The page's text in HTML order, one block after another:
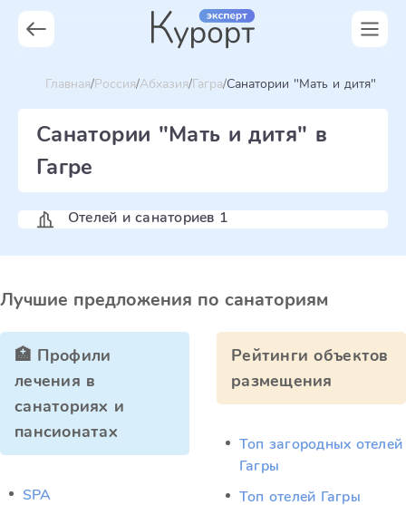
Главная Россия Абхазия Гагра Санатории "Мать и дитя"
Санатории "Мать и дитя" в
Гагре
Отелей и санаториев 1
Лучшие предложения по санаториям
🏥 Профили
лечения в
санаториях и
пансионатах
SPA
Рейтинги объектов
размещения
Топ загородных отелей
Гагры
Топ отелей Гагры